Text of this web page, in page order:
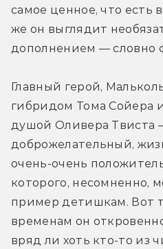
самое ценное, что есть
же он выглядит
дополнением — словно
Главный герой,
гибридом Тома Сойера
душой Оливера Твиста
доброжелательный,
очень-очень
которого, несомненно,
пример детишкам. Вот
временам он
вряд ли хоть кто-то из